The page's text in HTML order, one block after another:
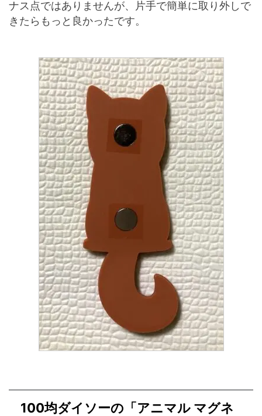
ナス点ではありませんが、片手で簡単に取り外しで
きたらもっと良かったです。
100均ダイソーの「アニマル マグネ